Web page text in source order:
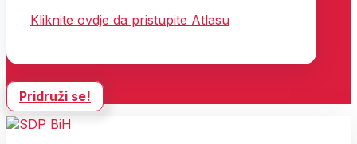
Kliknite ovdje da pristupite Atlasu
Pridruži se!